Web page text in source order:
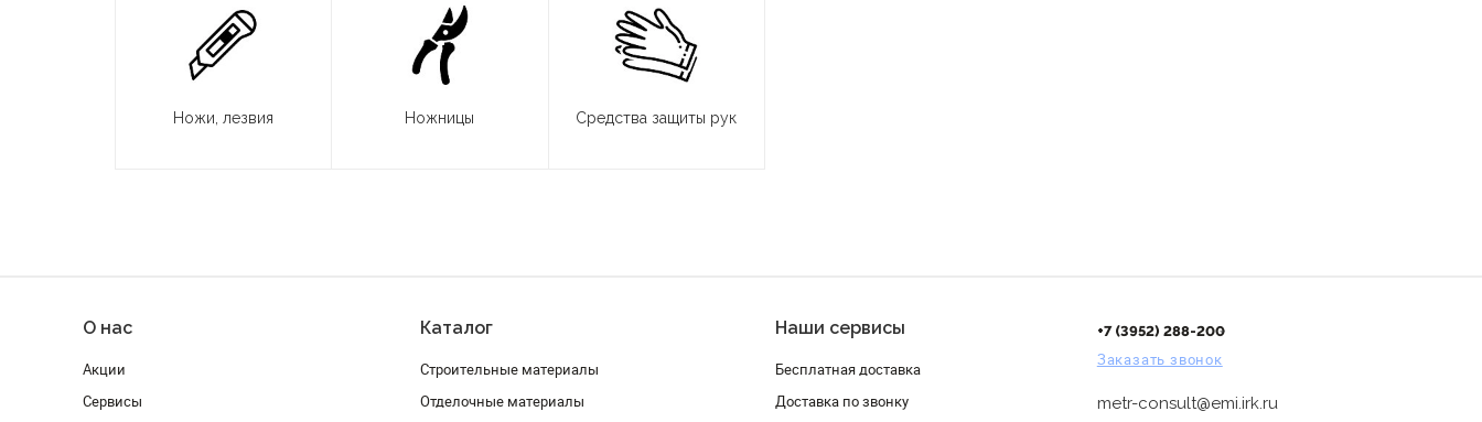
Ножи, лезвия Ножницы Средства защиты рук
О нас
Акции
Сервисы
Каталог
Строительные материалы
Отделочные материалы
Наши сервисы
Бесплатная доставка
Доставка по звонку
+7 (3952) 288-200
Заказать звонок
metr-consult@emi.irk.ru